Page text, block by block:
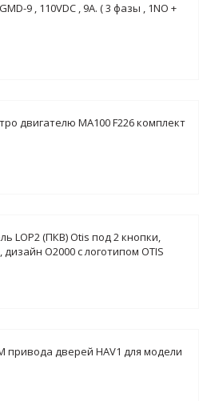
9 , 110VDC , 9A. ( 3 фазы , 1NO +
двигателю MA100 F226 комплект
LOP2 (ПКВ) Otis под 2 кнопки,
O2000 с логотипом OTIS
привода дверей HAV1 для модели